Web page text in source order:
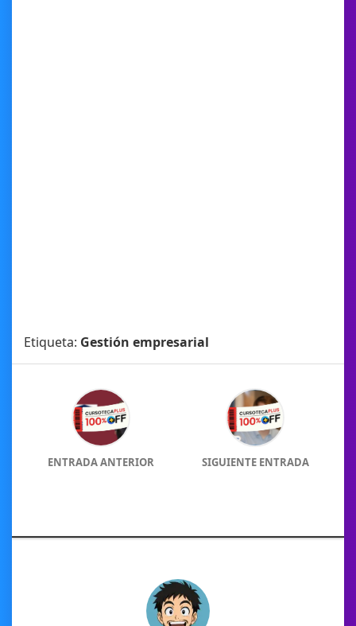
Etiqueta: Gestión empresarial
ENTRADA ANTERIOR SIGUIENTE ENTRADA